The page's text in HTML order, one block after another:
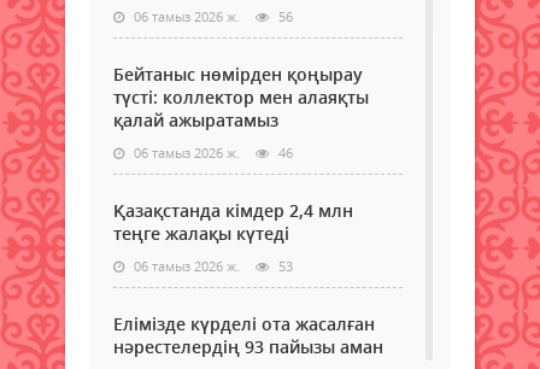
06 тамыз 2026 ж. 56
Бейтаныс нөмірден қоңырау
түсті: коллектор мен алаяқты
қалай ажыратамыз
06 тамыз 2026 ж. 46
Қазақстанда кімдер 2,4 млн
теңге жалақы күтеді
06 тамыз 2026 ж. 53
Елімізде күрделі ота жасалған
нәрестелердің 93 пайызы аман